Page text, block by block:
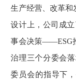
生产经营、改革
设计上，公司成
事会决策——ESG
治理三个分委会
委员会的指导下